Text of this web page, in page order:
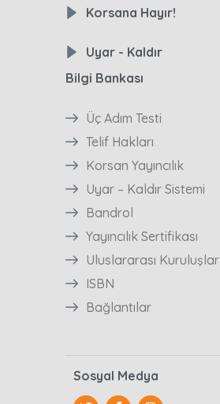
Korsana Hayır!
Uyar - Kaldır
Bilgi Bankası
Üç Adım Testi
Telif Hakları
Korsan Yayıncılık
Uyar – Kaldır Sistemi
Bandrol
Yayıncılık Sertifikası
Uluslararası Kuruluşlar
ISBN
Bağlantılar
Sosyal Medya